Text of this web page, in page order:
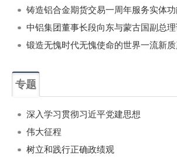
铸造铝合金期货交易一周年服务实体功
专题
深入学习贯彻习近平党建思想
伟大征程
树立和践行正确政绩观